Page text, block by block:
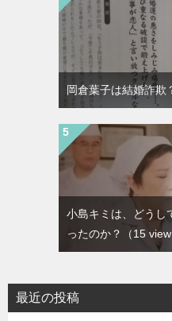
岡倉葉子は結婚詐欺
小島キミは、どうし
ったのか？
（15 view
最近の投稿